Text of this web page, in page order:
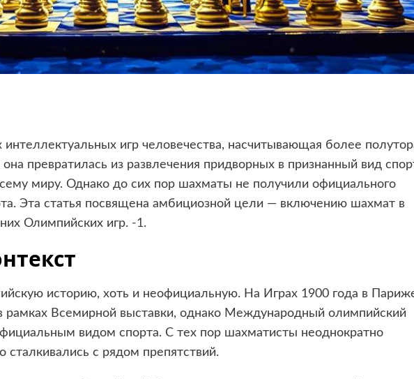
игр человечества, насчитывающая более
превратилась из развлечения придворных в признанный вид
миру. Однако до сих пор шахматы не получили официального
Эта статья посвящена амбициозной цели — включению шахмат в
Олимпийских игр. -1.
историю, хоть и неофициальную. На Играх 1900 года в
рамках Всемирной выставки, однако Международный олимпийский
видом спорта. С тех пор шахматисты неоднократно
сталкивались с рядом препятствий.